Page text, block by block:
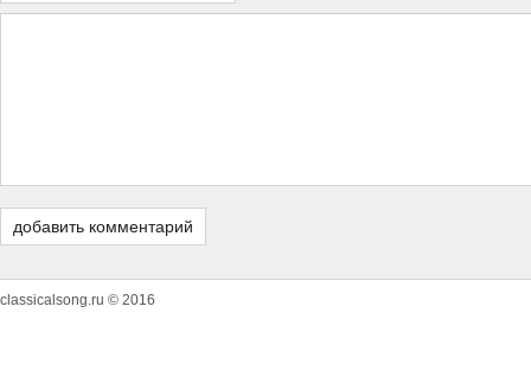
classicalsong.ru © 2016